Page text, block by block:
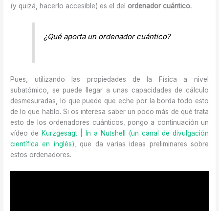
(y quizá, hacerlo accesible) es el del ordenador cuántico.
¿Qué aporta un ordenador cuántico?
Pues, utilizando las propiedades de la Física a nivel
subatómico, se puede llegar a unas capacidades de cálculo
desmesuradas, lo que puede que eche por la borda todo esto
de lo que hablo. Si os interesa saber un poco más de qué trata
esto de los ordenadores cuánticos, pongo a continuación un
vídeo de Kurzgesagt | In a Nutshell (un canal de divulgación
científica en inglés) , que da varias ideas preliminares sobre
estos ordenadores.